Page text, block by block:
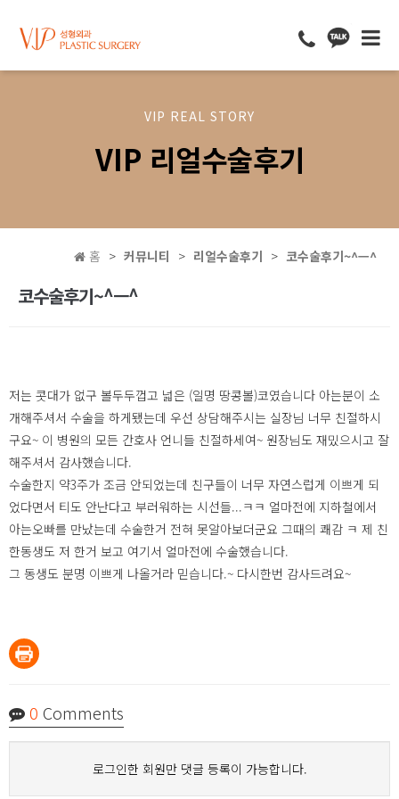
VIP REAL STORY
VIP 리얼수술후기
홈 커뮤니티 리얼수술후기 코수술후기~^ㅡ^
코수술후기~^ㅡ^
저는 콧대가 없구 볼두두껍고 넓은 (일명 땅콩볼)코였습니다 아는분이 소
개해주셔서 수술을 하게됐는데 우선 상담해주시는 실장님 너무 친절하시
구요~ 이 병원의 모든 간호사 언니들 친절하세여~ 원장님도 재밌으시고 잘
해주셔서 감사했습니다.
수술한지 약3주가 조금 안되었는데 친구들이 너무 자연스럽게 이쁘게 되
었다면서 티도 안난다고 부러워하는 시선들...ㅋㅋ 얼마전에 지하철에서
아는오빠를 만났는데 수술한거 전혀 못알아보더군요 그때의 쾌감 ㅋ 제 친
한동생도 저 한거 보고 여기서 얼마전에 수술했습니다.
그 동생도 분명 이쁘게 나올거라 믿습니다.~ 다시한번 감사드려요~
0 Comments
로그인한 회원만 댓글 등록이 가능합니다.